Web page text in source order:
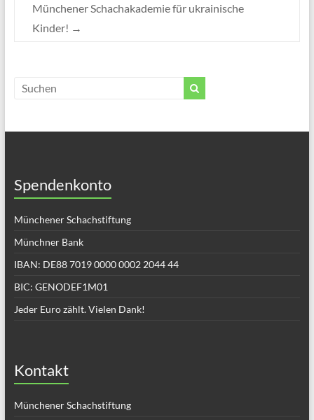
Münchener Schachakademie für ukrainische
Kinder! →
Spendenkonto
Münchener Schachstiftung
Münchner Bank
IBAN: DE88 7019 0000 0002 2044 44
BIC: GENODEF1M01
Jeder Euro zählt. Vielen Dank!
Kontakt
Münchener Schachstiftung